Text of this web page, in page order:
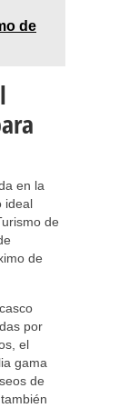
de
en la
ideal
de
de
por
el
gama
de